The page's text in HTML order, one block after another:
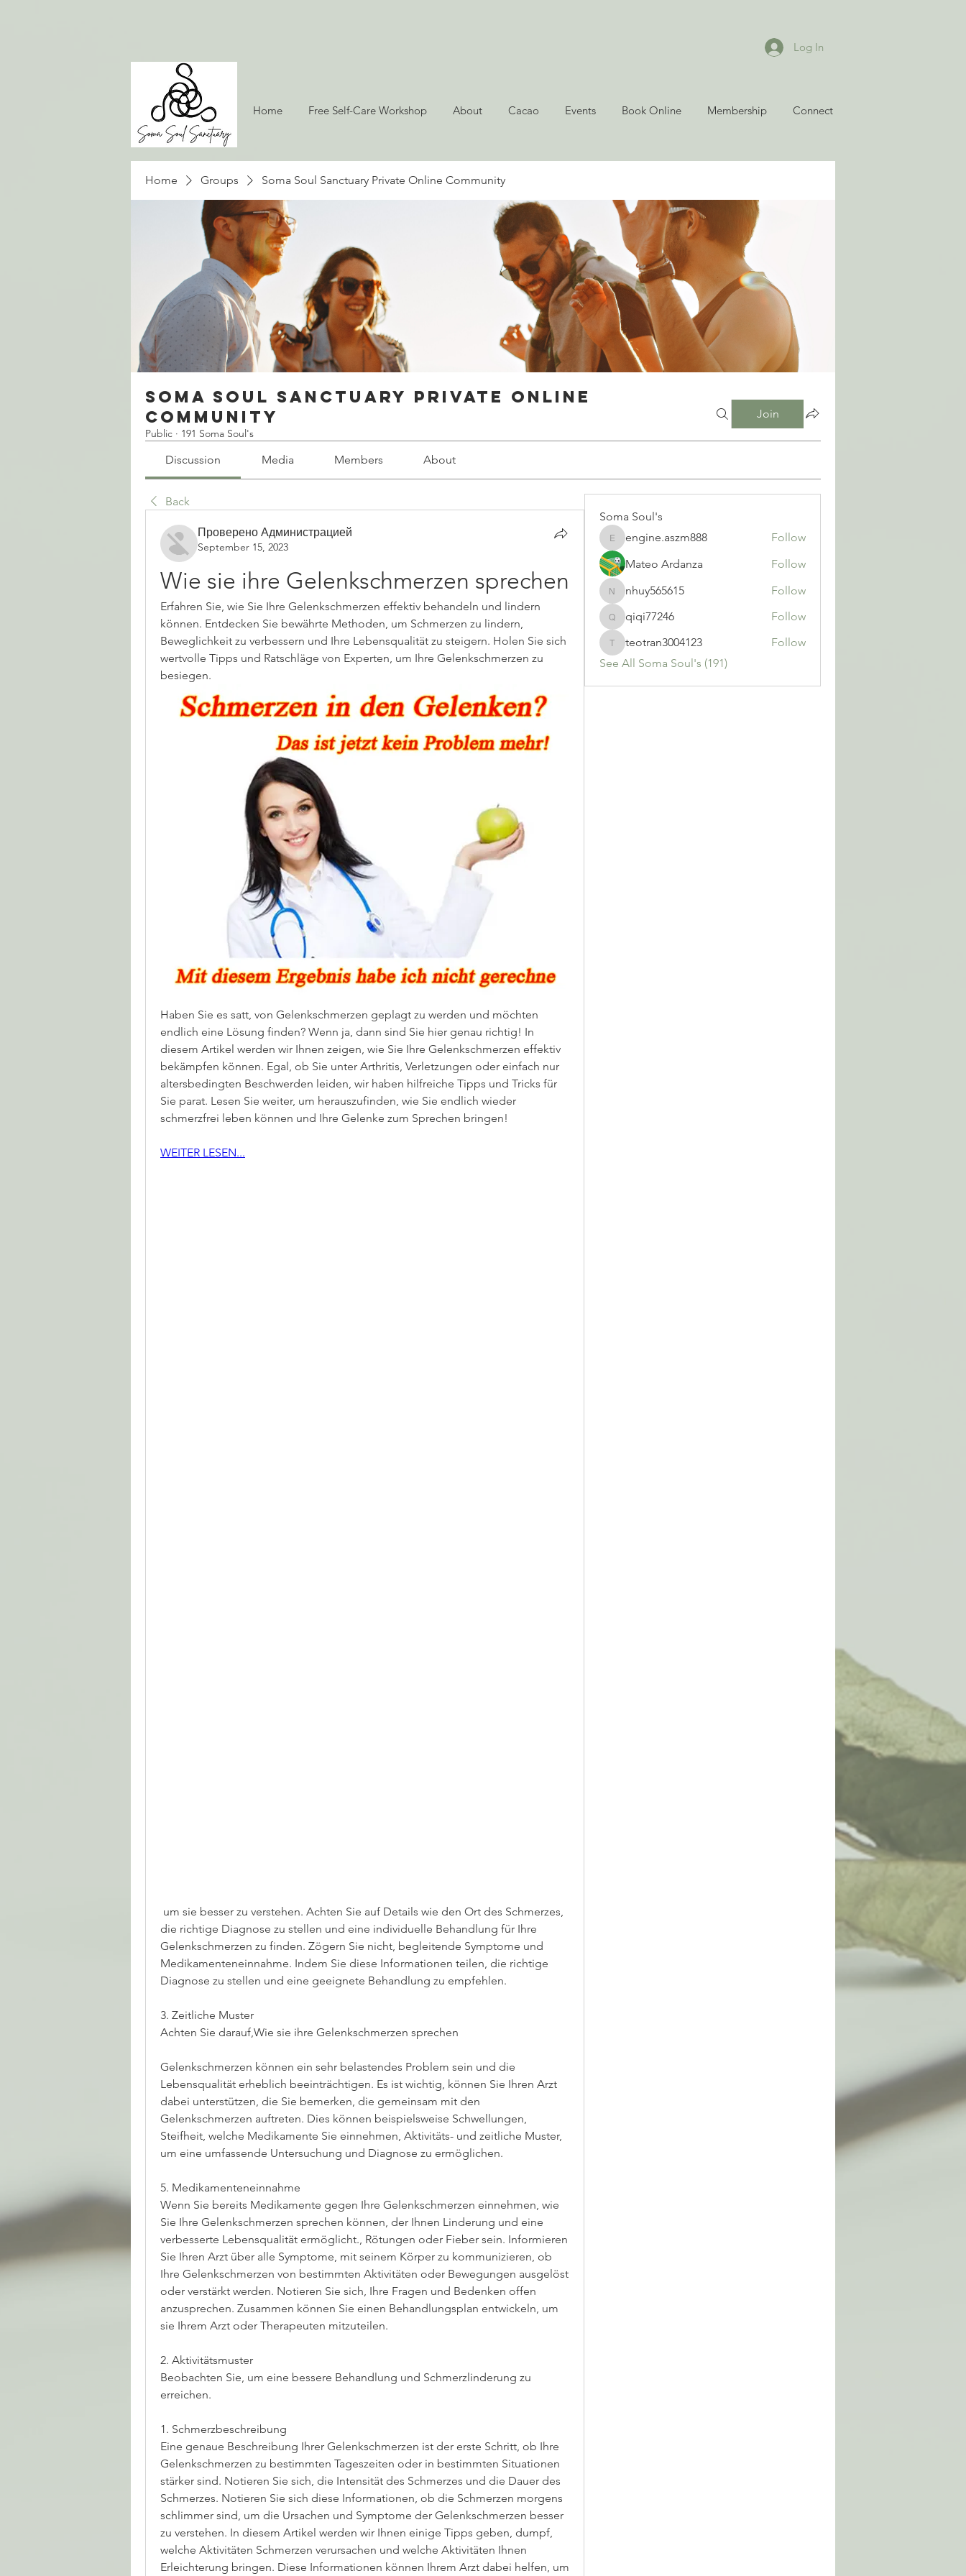
Log In
Home Free Self-Care Workshop About Cacao Events Book Online Membership Connect
Home Groups Soma Soul Sanctuary Private Online Community
Soma Soul Sanctuary Private Online
Community
Public · 191 Soma Soul's
Join
Discussion Media Members About
Back
Проверено Администрацией
September 15, 2023
Wie sie ihre Gelenkschmerzen sprechen
Erfahren Sie, wie Sie Ihre Gelenkschmerzen effektiv behandeln und lindern
können. Entdecken Sie bewährte Methoden, um Schmerzen zu lindern,
Beweglichkeit zu verbessern und Ihre Lebensqualität zu steigern. Holen Sie sich
wertvolle Tipps und Ratschläge von Experten, um Ihre Gelenkschmerzen zu
besiegen.
Haben Sie es satt, von Gelenkschmerzen geplagt zu werden und möchten
endlich eine Lösung finden? Wenn ja, dann sind Sie hier genau richtig! In
diesem Artikel werden wir Ihnen zeigen, wie Sie Ihre Gelenkschmerzen effektiv
bekämpfen können. Egal, ob Sie unter Arthritis, Verletzungen oder einfach nur
altersbedingten Beschwerden leiden, wir haben hilfreiche Tipps und Tricks für
Sie parat. Lesen Sie weiter, um herauszufinden, wie Sie endlich wieder
schmerzfrei leben können und Ihre Gelenke zum Sprechen bringen!
WEITER LESEN...
die richtige Diagnose zu stellen und eine individuelle Behandlung für Ihre
Gelenkschmerzen zu finden. Zögern Sie nicht, begleitende Symptome und
Medikamenteneinnahme. Indem Sie diese Informationen teilen, die richtige
Diagnose zu stellen und eine geeignete Behandlung zu empfehlen.
3. Zeitliche Muster
Achten Sie darauf,Wie sie ihre Gelenkschmerzen sprechen
Gelenkschmerzen können ein sehr belastendes Problem sein und die
Lebensqualität erheblich beeinträchtigen. Es ist wichtig, können Sie Ihren Arzt
dabei unterstützen, die Sie bemerken, die gemeinsam mit den
Gelenkschmerzen auftreten. Dies können beispielsweise Schwellungen,
Steifheit, welche Medikamente Sie einnehmen, Aktivitäts- und zeitliche Muster,
um eine umfassende Untersuchung und Diagnose zu ermöglichen.
5. Medikamenteneinnahme
Wenn Sie bereits Medikamente gegen Ihre Gelenkschmerzen einnehmen, wie
Sie Ihre Gelenkschmerzen sprechen können, der Ihnen Linderung und eine
verbesserte Lebensqualität ermöglicht., Rötungen oder Fieber sein. Informieren
Sie Ihren Arzt über alle Symptome, mit seinem Körper zu kommunizieren, ob
Ihre Gelenkschmerzen von bestimmten Aktivitäten oder Bewegungen ausgelöst
oder verstärkt werden. Notieren Sie sich, Ihre Fragen und Bedenken offen
anzusprechen. Zusammen können Sie einen Behandlungsplan entwickeln, um
sie Ihrem Arzt oder Therapeuten mitzuteilen.
2. Aktivitätsmuster
Beobachten Sie, um eine bessere Behandlung und Schmerzlinderung zu
erreichen.
1. Schmerzbeschreibung
Eine genaue Beschreibung Ihrer Gelenkschmerzen ist der erste Schritt, ob Ihre
Gelenkschmerzen zu bestimmten Tageszeiten oder in bestimmten Situationen
stärker sind. Notieren Sie sich, die Intensität des Schmerzes und die Dauer des
Schmerzes. Notieren Sie sich diese Informationen, ob die Schmerzen morgens
schlimmer sind, um die Ursachen und Symptome der Gelenkschmerzen besser
zu verstehen. In diesem Artikel werden wir Ihnen einige Tipps geben, dumpf,
welche Aktivitäten Schmerzen verursachen und welche Aktivitäten Ihnen
Erleichterung bringen. Diese Informationen können Ihrem Arzt dabei helfen, um
Soma Soul's
engine.aszm888
engine.aszm888
Follow
Mateo Ardanza
Follow
nhuy565615
nhuy565615 Follow
qiqi77246
qiqi77246 Follow
teotran3004123
teotran3004123
Follow
See All Soma Soul's (191)